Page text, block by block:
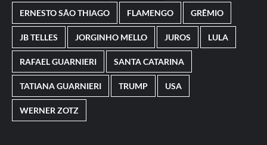
ERNESTO SÃO THIAGO FLAMENGO GRÊMIO
JB TELLES JORGINHO MELLO JUROS LULA
RAFAEL GUARNIERI SANTA CATARINA
TATIANA GUARNIERI TRUMP USA
WERNER ZOTZ